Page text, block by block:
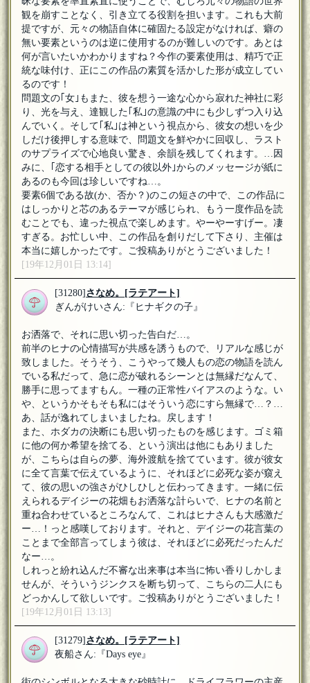
観を崩すことなく、引き立てる役割を担います。これも大前
提ですが、元々の物語自体に確固たる設定がなければ、癖の
無い要素というのは逆に使用するのが難しいのです。あとは
何が言いたいかわかりますね？今作の要素使用は、精巧で正
統な味付け、正にこの作品の素質を活かした形が成立してい
るのです！
問題文の｢女｣もまた、彼を想う一途な心から寂れた神社に彩
り、光を与え、達観した｢私｣の意識の中にも少しずつ入り込
んでいく。そして｢私｣は神という視点から、彼女の想いを少
しだけ後押しする意味で、問題文を鮮やかに回収し、ラスト
のサプライズで心地良い驚き、余韻を残してくれます。…因
みに、｢恋する相手としての彼以外｣からのメッセージが紙に
あるのも今回は珍しいですね…。
要素6個である故(か、否か？)のこの短さの中で、この作品に
はしっかりと芯のあるテーマが感じられ、もう一度作品を読
むことでも、違った視点で楽しめます。やーやーすげー。凄
すぎる。お忙しい中、この作品を創りだして下さり、主催は
本当に嬉しかったです。ご投稿ありがとうございました！
[19年12月01日 13:14]
[31280]さなめ。 [ラテアート]
ぎんがけいさん:『ヒナギクの子』
お洒落で、それに思い切った告白だ…。
前半のヒナの心情描写が共感を誘うもので、リアルな感じが
致しました。そうそう、こうやって幾人もの恋の物語を読ん
でいる私だって、急に恋が破れるシーンとは無縁だなんて、
勝手に思ってますもん。一種の正常性バイアスのような。い
や、というかそもそも私にはそういう恋にすら無縁で…？…
あ、話が逸れてしまいましたね。戻します！
また、ホダカの決断にも思い切ったものを感じます。ゴミ箱
に他の何か希望を捨てる、という演出は他にもありました
が、こちらは自らの夢、海外渡航を捨てています。彼が彼女
に全て言葉で伝えているように、それほどに必死な姿が窺え
て、彼の思いの強さがひしひしと伝わってきます。一緒に伝
えられるデイジーの花畑もお洒落な計らいで、ヒナの名前と
重ね合わせているところなんて、これはヒナさんも大感激だ
ー…！っと感嘆しております。それと、デイジーの花言葉の
ことまで全部言ってしまう彼は、それほどに必死だったんだ
なー…。
しれっと紛れ込んだ不審な出来事は本当に怖い香りしかしま
せんが、そういうジンクスを断ち切って、こちらの二人にも
どっかんして欲しいです。ご投稿ありがとうございました！
[19年12月01日 13:13]
[31279]さなめ。 [ラテアート]
夜船さん:『Days eye』